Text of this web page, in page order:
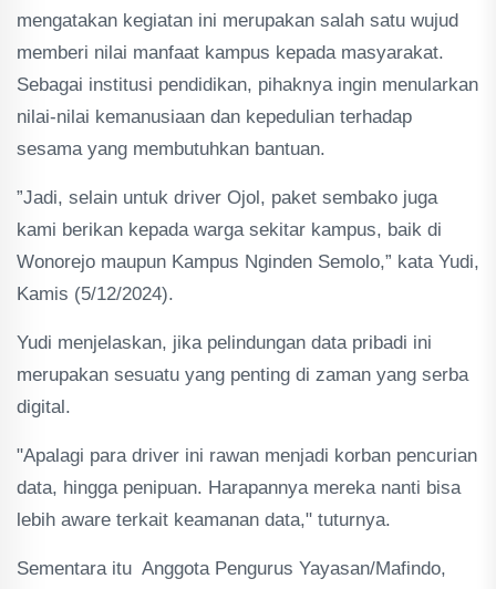
mengatakan kegiatan ini merupakan salah satu wujud
memberi nilai manfaat kampus kepada masyarakat.
Sebagai institusi pendidikan, pihaknya ingin menularkan
nilai-nilai kemanusiaan dan kepedulian terhadap
sesama yang membutuhkan bantuan.
”Jadi, selain untuk driver Ojol, paket sembako juga
kami berikan kepada warga sekitar kampus, baik di
Wonorejo maupun Kampus Nginden Semolo,” kata Yudi,
Kamis (5/12/2024).
Yudi menjelaskan, jika pelindungan data pribadi ini
merupakan sesuatu yang penting di zaman yang serba
digital.
"Apalagi para driver ini rawan menjadi korban pencurian
data, hingga penipuan. Harapannya mereka nanti bisa
lebih aware terkait keamanan data," tuturnya.
Sementara itu Anggota Pengurus Yayasan/Mafindo,